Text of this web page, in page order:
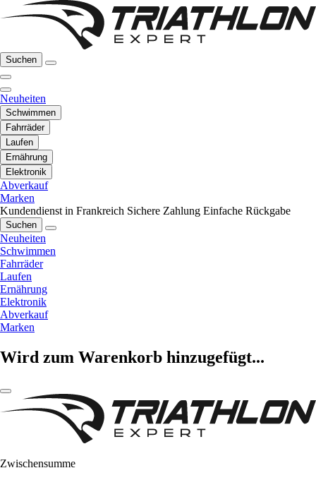
Suchen
Neuheiten
Schwimmen
Fahrräder
Laufen
Ernährung
Elektronik
Abverkauf
Marken
Kundendienst in Frankreich Sichere Zahlung Einfache Rückgabe
Suchen
Neuheiten
Schwimmen
Fahrräder
Laufen
Ernährung
Elektronik
Abverkauf
Marken
Wird zum Warenkorb hinzugefügt...
Zwischensumme